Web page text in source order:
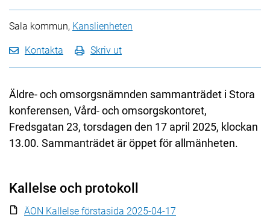
Sala kommun, Kanslienheten
Kontakta Skriv ut
Äldre- och omsorgsnämnden sammanträdet i Stora
konferensen, Vård- och omsorgskontoret,
Fredsgatan 23, torsdagen den 17 april 2025, klockan
13.00. Sammanträdet är öppet för allmänheten.
Kallelse och protokoll
ÄON Kallelse förstasida 2025-04-17